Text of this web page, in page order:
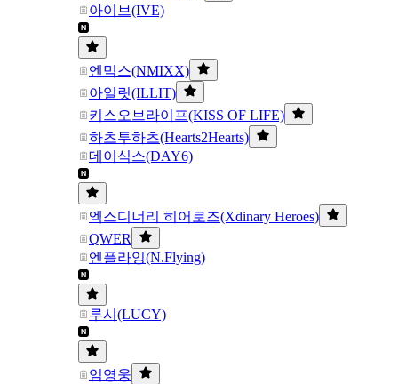
아이브(IVE)
엔믹스(NMIXX)
아일릿(ILLIT)
키스오브라이프(KISS OF LIFE)
하츠투하츠(Hearts2Hearts)
데이식스(DAY6)
엑스디너리 히어로즈(Xdinary Heroes)
QWER
엔플라잉(N.Flying)
루시(LUCY)
임영웅